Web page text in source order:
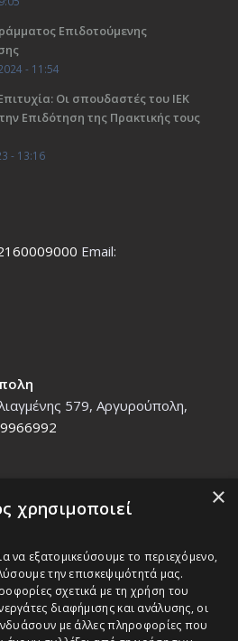
Επιδοτούμενης
- 11:54
Οι σπουδαστές του ΙΕΚ
Επιδότηση της Πρακτικής τους
- 13:16
Εmail:
579, Αργυρούπολη,
Παπαδάκη 12, T.K.:
×
χρησιμοποιεί
να εξατομικεύσουμε το περιεχόμενο,
την επισκεψιμότητά μας.
σχετικά με τη χρήση του
διαφήμισης και ανάλυσης, οι
με άλλες πληροφορίες που